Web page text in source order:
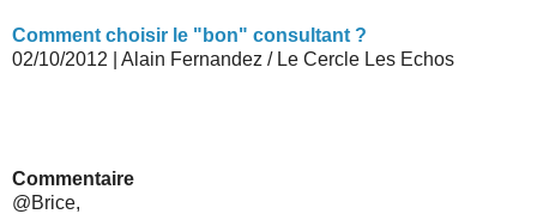
Comment choisir le "bon" consultant ?
02/10/2012
Alain Fernandez / Le Cercle Les Echos
Commentaire
@Brice,